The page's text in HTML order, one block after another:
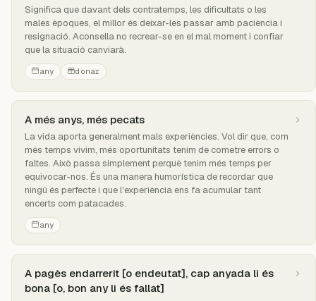
Significa que davant dels contratemps, les dificultats o les
males èpoques, el millor és deixar-les passar amb paciència i
resignació. Aconsella no recrear-se en el mal moment i confiar
que la situació canviarà.
any donar
A més anys, més pecats
La vida aporta generalment mals experiències. Vol dir que, com
més temps vivim, més oportunitats tenim de cometre errors o
faltes. Això passa simplement perquè tenim més temps per
equivocar-nos. És una manera humorística de recordar que
ningú és perfecte i que l'experiència ens fa acumular tant
encerts com patacades.
any
A pagès endarrerit [o endeutat], cap anyada li és
bona [o, bon any li és fallat]